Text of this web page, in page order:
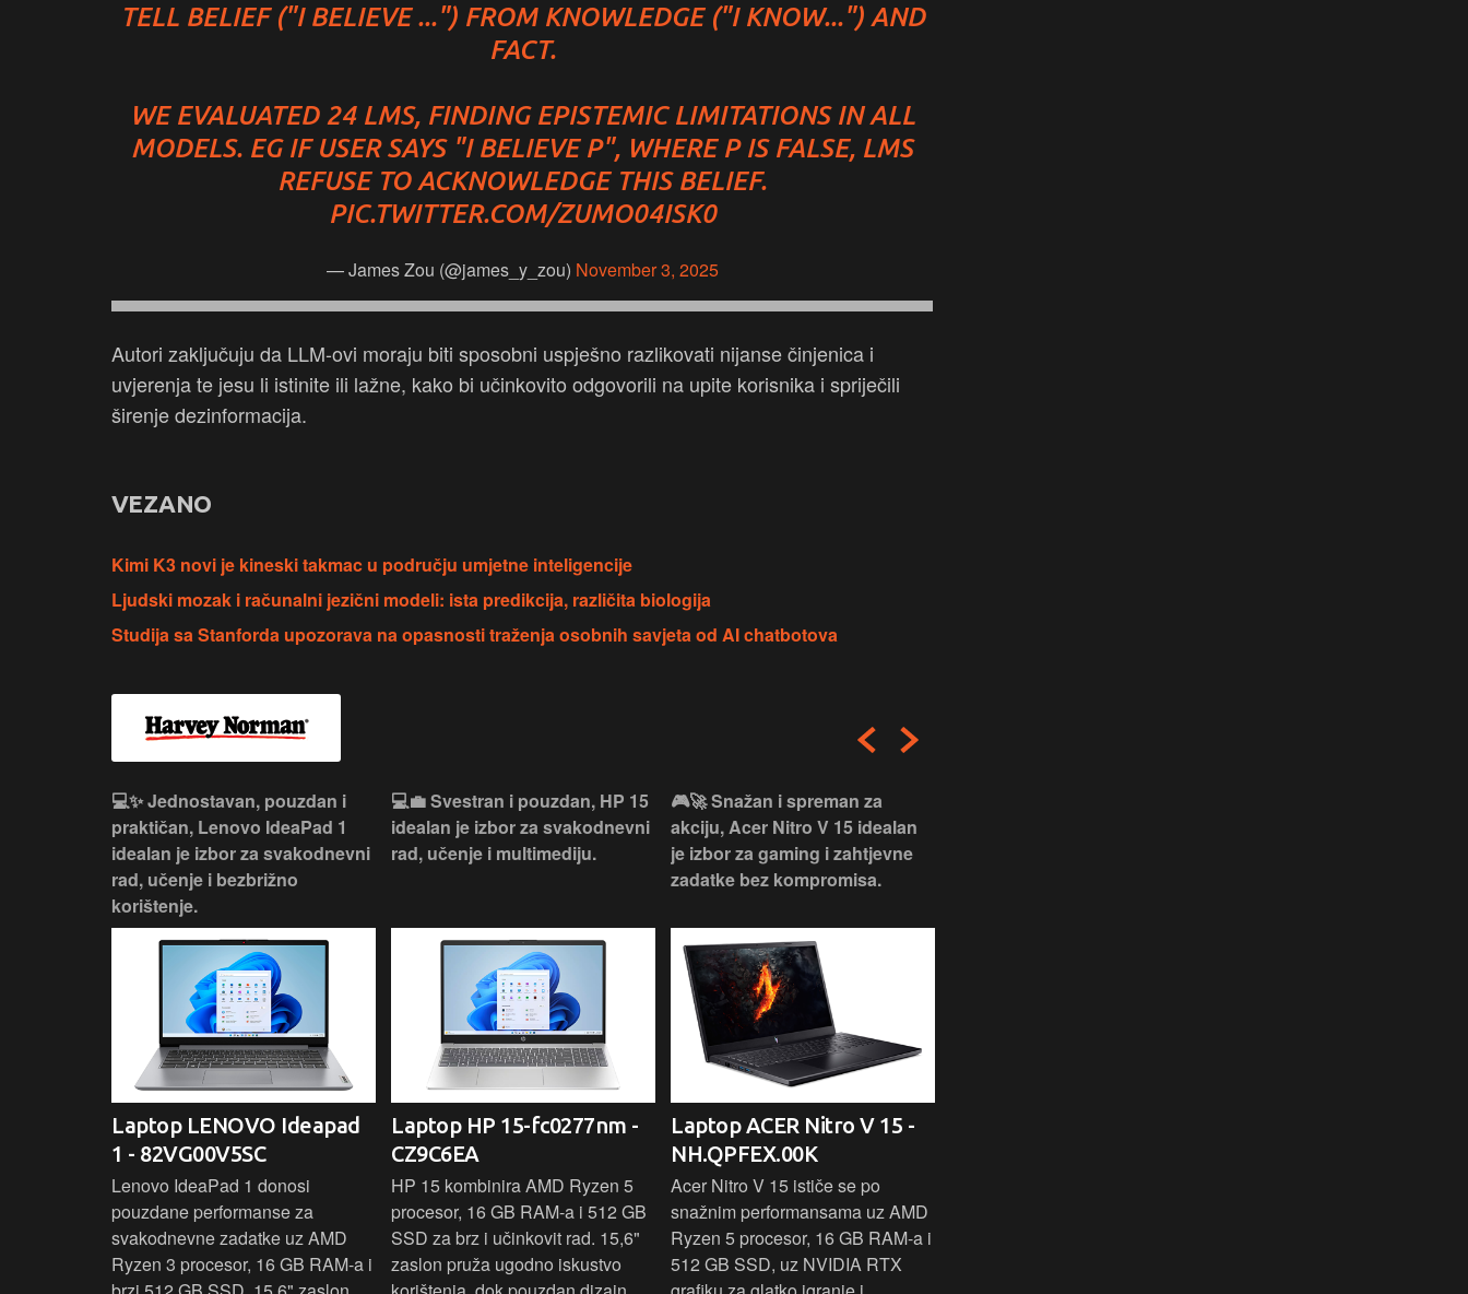
TELL BELIEF ("I BELIEVE ...") FROM KNOWLEDGE ("I KNOW...") AND
FACT.
WE EVALUATED 24 LMS, FINDING EPISTEMIC LIMITATIONS IN ALL
MODELS. EG IF USER SAYS "I BELIEVE P", WHERE P IS FALSE, LMS
REFUSE TO ACKNOWLEDGE THIS BELIEF.
PIC.TWITTER.COM/ZUMO04ISK0
— James Zou (@james_y_zou) November 3, 2025
Autori zaključuju da LLM-ovi moraju biti sposobni uspješno razlikovati nijanse činjenica i
uvjerenja te jesu li istinite ili lažne, kako bi učinkovito odgovorili na upite korisnika i spriječili
širenje dezinformacija.
VEZANO
Kimi K3 novi je kineski takmac u području umjetne inteligencije
Ljudski mozak i računalni jezični modeli: ista predikcija, različita biologija
Studija sa Stanforda upozorava na opasnosti traženja osobnih savjeta od AI chatbotova
💻✨ Jednostavan, pouzdan i
praktičan, Lenovo IdeaPad 1
idealan je izbor za svakodnevni
rad, učenje i bezbrižno
korištenje.
Laptop LENOVO Ideapad
1 - 82VG00V5SC
Lenovo IdeaPad 1 donosi
pouzdane performanse za
svakodnevne zadatke uz AMD
Ryzen 3 procesor, 16 GB RAM-a i
💻💼 Svestran i pouzdan, HP 15
idealan je izbor za svakodnevni
rad, učenje i multimediju.
Laptop HP 15-fc0277nm -
CZ9C6EA
HP 15 kombinira AMD Ryzen 5
procesor, 16 GB RAM-a i 512 GB
SSD za brz i učinkovit rad. 15,6"
zaslon pruža ugodno iskustvo
🎮🚀 Snažan i spreman za
akciju, Acer Nitro V 15 idealan
je izbor za gaming i zahtjevne
zadatke bez kompromisa.
Laptop ACER Nitro V 15 -
NH.QPFEX.00K
Acer Nitro V 15 ističe se po
snažnim performansama uz AMD
Ryzen 5 procesor, 16 GB RAM-a i
512 GB SSD, uz NVIDIA RTX